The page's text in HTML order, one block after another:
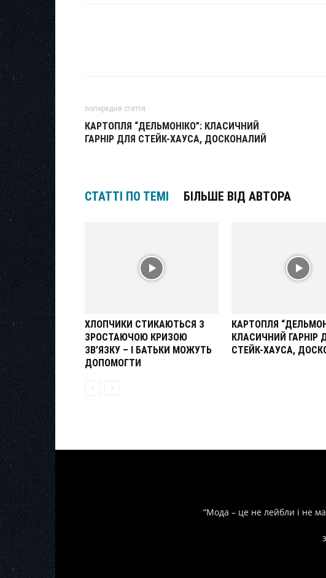
попередня стаття
КАРТОПЛЯ “ДЕЛЬМОНІКО”: КЛАСИЧНИЙ
ГАРНІР ДЛЯ СТЕЙК-ХАУСА, ДОСКОНАЛИЙ
СТАТТІ ПО ТЕМІ БІЛЬШЕ ВІД АВТОРА
ХЛОПЧИКИ СТИКАЮТЬСЯ З
ЗРОСТАЮЧОЮ КРИЗОЮ
ЗВ’ЯЗКУ – І БАТЬКИ МОЖУТЬ
ДОПОМОГТИ
КАРТОПЛЯ
КЛАСИЧНИЙ ГАРНІР
СТЕЙК-ХАУСА,
“Мода – це не лейбли і не